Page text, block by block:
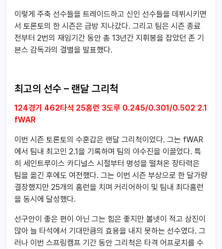
이렇게 주축 선수들을 트레이드하고 신인 선수들을 데뷔시키면
서 토론토의 한 시즌은 금방 지나갔다. 그리고 팀은 시즌 종료
전부터 2번의 재임기간 동안 총 13년간 지휘봉을 잡았던 존 기
븐스 감독과의 결별을 발표했다.
최고의 선수 – 랜달 그리척
124경기 462타석 25홈런 3도루 0.245/0.301/0.502 2.1
fWAR
이번 시즌 토론토의 수훈갑은 랜달 그리척이었다. 그는 fWAR
에서 팀내 최고인 2.1을 기록하며 팀의 야수진을 이끌었다. 특
히 세인트루이스 카디널스 시절부터 명성을 떨쳐온 장타력은
팀을 옮긴 후에도 여전했다. 그는 이번 시즌 부상으로 한 달가량
결장했지만 25개의 홈런을 치며 커리어하이 및 팀내 최다홈런
을 동시에 달성했다.
선구안이 좋은 편이 아닌 그는 힘은 좋지만 볼넷이 적고 삼진이
많아 늘 타석에서 기대만큼의 효용을 내지 못하는 선수였다. 그
러나 이번 스프링캠프 기간 동안 그리척은 타격 어프로치를 수